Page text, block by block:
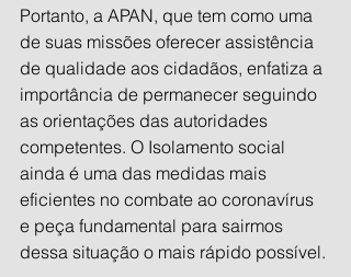
Portanto, a APAN, que tem como uma
de suas missões oferecer assistência
de qualidade aos cidadãos, enfatiza a
importância de permanecer seguindo
as orientações das autoridades
competentes. O Isolamento social
ainda é uma das medidas mais
eficientes no combate ao coronavírus
e peça fundamental para sairmos
dessa situação o mais rápido possível.